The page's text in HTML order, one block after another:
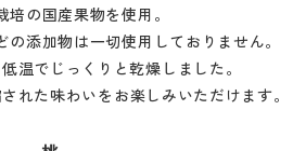
培の国産果物を使用。
添加物は一切使用しておりません。
温でじっくりと乾燥しました。
れた味わいをお楽しみいただけます。